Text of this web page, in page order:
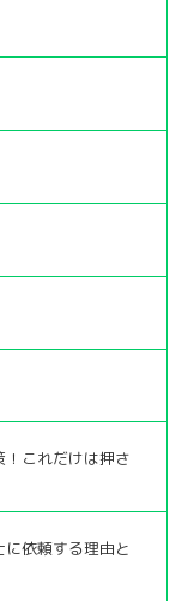
！これだけは押さ
に依頼する理由と